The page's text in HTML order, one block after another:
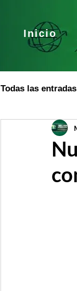
Inicio
Todas las entradas